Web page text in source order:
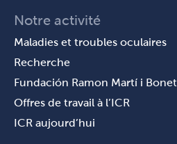
Notre activité
Maladies et troubles oculaires
Recherche
Fundación Ramon Martí i Bonet
Offres de travail à l’ICR
ICR aujourd’hui